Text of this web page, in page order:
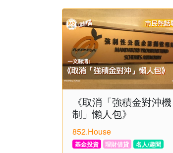
《取消「強積金對沖機
制」懶人包》
852.House
基金投資 理財借貸 名人/趣聞